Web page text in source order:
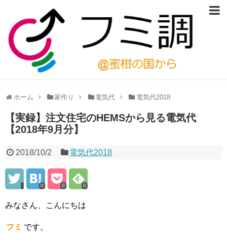
ホーム 家作り 電気代 電気代2018
【実録】注文住宅のHEMSから見る電気代
【2018年9月分】
2018/10/2 電気代2018
0 0 0
みなさん、こんにちは
フミ です。